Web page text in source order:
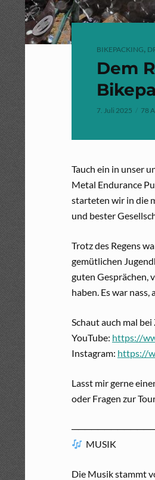
BIKEPACKING,
Dem
7. Juli 2025 78
Tauch ein in unser
Metal Endurance
starteten wir in die
und bester
Trotz des Regens
gemütlichen
guten Gesprächen,
haben. Es war
Schaut auch mal
YouTube: https://
Instagram: https://
Lasst mir gerne
oder Fragen zur
MUSIK
Die Musik stammt